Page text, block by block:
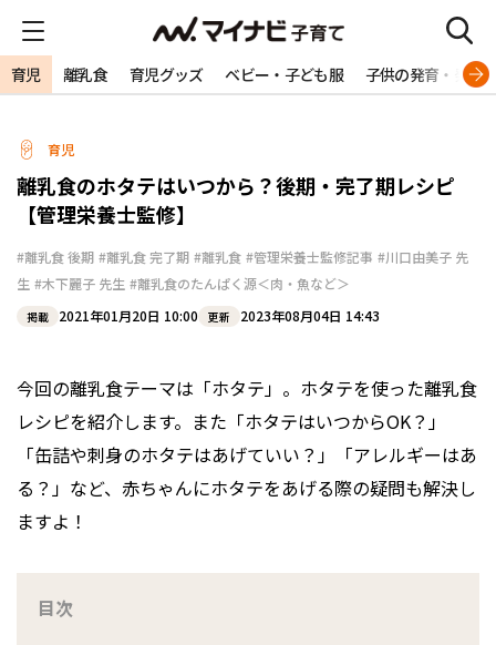
育児 離乳食 育児グッズ ベビー・子ども服 子供の発育・発達
育児
離乳食のホタテはいつから？後期・完了期レシピ
【管理栄養士監修】
#離乳食 後期 #離乳食 完了期 #離乳食 #管理栄養士監修記事 #川口由美子 先
生 #木下麗子 先生 #離乳食のたんぱく源＜肉・魚など＞
掲載 2021年01月20日 10:00 更新 2023年08月04日 14:43
今回の離乳食テーマは「ホタテ」。ホタテを使った離乳食
レシピを紹介します。また「ホタテはいつからOK？」
「缶詰や刺身のホタテはあげていい？」「アレルギーはあ
る？」など、赤ちゃんにホタテをあげる際の疑問も解決し
ますよ！
目次